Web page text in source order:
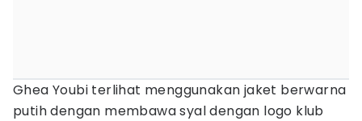
Ghea Youbi terlihat menggunakan jaket berwarna
putih dengan membawa syal dengan logo klub